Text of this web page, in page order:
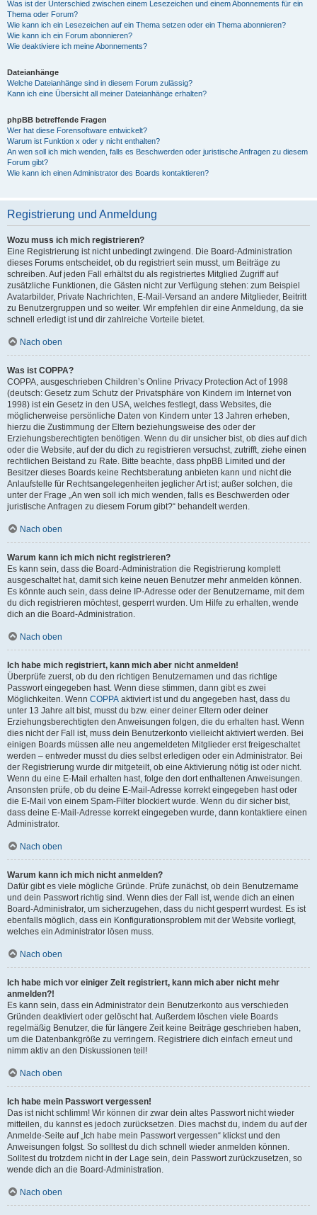
Was ist der Unterschied zwischen einem Lesezeichen und einem Abonnements für ein
Thema oder Forum?
Wie kann ich ein Lesezeichen auf ein Thema setzen oder ein Thema abonnieren?
Wie kann ich ein Forum abonnieren?
Wie deaktiviere ich meine Abonnements?
Dateianhänge
Welche Dateianhänge sind in diesem Forum zulässig?
Kann ich eine Übersicht all meiner Dateianhänge erhalten?
phpBB betreffende Fragen
Wer hat diese Forensoftware entwickelt?
Warum ist Funktion x oder y nicht enthalten?
An wen soll ich mich wenden, falls es Beschwerden oder juristische Anfragen zu diesem
Forum gibt?
Wie kann ich einen Administrator des Boards kontaktieren?
Registrierung und Anmeldung
Wozu muss ich mich registrieren?
Eine Registrierung ist nicht unbedingt zwingend. Die Board-Administration
dieses Forums entscheidet, ob du registriert sein musst, um Beiträge zu
schreiben. Auf jeden Fall erhältst du als registriertes Mitglied Zugriff auf
zusätzliche Funktionen, die Gästen nicht zur Verfügung stehen: zum Beispiel
Avatarbilder, Private Nachrichten, E-Mail-Versand an andere Mitglieder, Beitritt
zu Benutzergruppen und so weiter. Wir empfehlen dir eine Anmeldung, da sie
schnell erledigt ist und dir zahlreiche Vorteile bietet.
Nach oben
Was ist COPPA?
COPPA, ausgeschrieben Children’s Online Privacy Protection Act of 1998
(deutsch: Gesetz zum Schutz der Privatsphäre von Kindern im Internet von
1998) ist ein Gesetz in den USA, welches festlegt, dass Websites, die
möglicherweise persönliche Daten von Kindern unter 13 Jahren erheben,
hierzu die Zustimmung der Eltern beziehungsweise des oder der
Erziehungsberechtigten benötigen. Wenn du dir unsicher bist, ob dies auf dich
oder die Website, auf der du dich zu registrieren versuchst, zutrifft, ziehe einen
rechtlichen Beistand zu Rate. Bitte beachte, dass phpBB Limited und der
Besitzer dieses Boards keine Rechtsberatung anbieten kann und nicht die
Anlaufstelle für Rechtsangelegenheiten jeglicher Art ist; außer solchen, die
unter der Frage „An wen soll ich mich wenden, falls es Beschwerden oder
juristische Anfragen zu diesem Forum gibt?“ behandelt werden.
Nach oben
Warum kann ich mich nicht registrieren?
Es kann sein, dass die Board-Administration die Registrierung komplett
ausgeschaltet hat, damit sich keine neuen Benutzer mehr anmelden können.
Es könnte auch sein, dass deine IP-Adresse oder der Benutzername, mit dem
du dich registrieren möchtest, gesperrt wurden. Um Hilfe zu erhalten, wende
dich an die Board-Administration.
Nach oben
Ich habe mich registriert, kann mich aber nicht anmelden!
Überprüfe zuerst, ob du den richtigen Benutzernamen und das richtige
Passwort eingegeben hast. Wenn diese stimmen, dann gibt es zwei
Möglichkeiten. Wenn COPPA aktiviert ist und du angegeben hast, dass du
unter 13 Jahre alt bist, musst du bzw. einer deiner Eltern oder deiner
Erziehungsberechtigten den Anweisungen folgen, die du erhalten hast. Wenn
dies nicht der Fall ist, muss dein Benutzerkonto vielleicht aktiviert werden. Bei
einigen Boards müssen alle neu angemeldeten Mitglieder erst freigeschaltet
werden – entweder musst du dies selbst erledigen oder ein Administrator. Bei
der Registrierung wurde dir mitgeteilt, ob eine Aktivierung nötig ist oder nicht.
Wenn du eine E-Mail erhalten hast, folge den dort enthaltenen Anweisungen.
Ansonsten prüfe, ob du deine E-Mail-Adresse korrekt eingegeben hast oder
die E-Mail von einem Spam-Filter blockiert wurde. Wenn du dir sicher bist,
dass deine E-Mail-Adresse korrekt eingegeben wurde, dann kontaktiere einen
Administrator.
Nach oben
Warum kann ich mich nicht anmelden?
Dafür gibt es viele mögliche Gründe. Prüfe zunächst, ob dein Benutzername
und dein Passwort richtig sind. Wenn dies der Fall ist, wende dich an einen
Board-Administrator, um sicherzugehen, dass du nicht gesperrt wurdest. Es ist
ebenfalls möglich, dass ein Konfigurationsproblem mit der Website vorliegt,
welches ein Administrator lösen muss.
Nach oben
Ich habe mich vor einiger Zeit registriert, kann mich aber nicht mehr
anmelden?!
Es kann sein, dass ein Administrator dein Benutzerkonto aus verschieden
Gründen deaktiviert oder gelöscht hat. Außerdem löschen viele Boards
regelmäßig Benutzer, die für längere Zeit keine Beiträge geschrieben haben,
um die Datenbankgröße zu verringern. Registriere dich einfach erneut und
nimm aktiv an den Diskussionen teil!
Nach oben
Ich habe mein Passwort vergessen!
Das ist nicht schlimm! Wir können dir zwar dein altes Passwort nicht wieder
mitteilen, du kannst es jedoch zurücksetzen. Dies machst du, indem du auf der
Anmelde-Seite auf „Ich habe mein Passwort vergessen“ klickst und den
Anweisungen folgst. So solltest du dich schnell wieder anmelden können.
Solltest du trotzdem nicht in der Lage sein, dein Passwort zurückzusetzen, so
wende dich an die Board-Administration.
Nach oben